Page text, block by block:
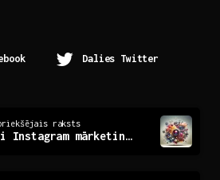
Dalies Twitter
raksts
Iedvesmojoši Instagram mārketinga risinājumi uzņēmumiem